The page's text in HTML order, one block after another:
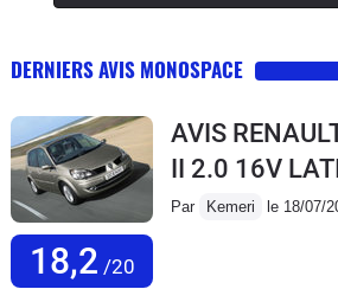
DERNIERS AVIS MONOSPACE
18,2 /20
AVIS
II 2.0 16V
Par Kemeri le 18/07/